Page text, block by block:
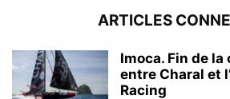
ARTICLES
Imoca. Fin de
entre Charal et
Racing